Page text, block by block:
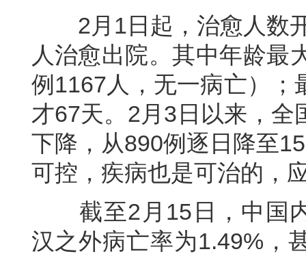
2月1日起，治愈人数开
人治愈出院。其中年龄最
例1167人，无一病亡）；
才67天。2月3日以来，
下降，从890例逐日降至
可控，疾病也是可治的，
截至2月15日，中国内
汉之外病亡率为1.49%，